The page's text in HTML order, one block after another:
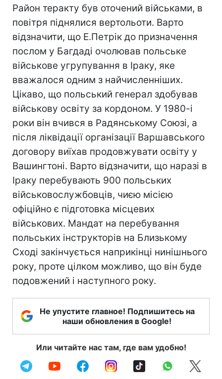
Район теракту був оточений військами, в
повітря піднялися вертольоти. Варто
відзначити, що Е.Петрік до призначення
послом у Багдаді очолював польське
військове угрупування в Іраку, яке
вважалося одним з найчисленніших.
Цікаво, що польський генерал здобував
військову освіту за кордоном. У 1980-і
роки він вчився в Радянському Союзі, а
після ліквідації організації Варшавського
договору виїхав продовжувати освіту у
Вашингтоні. Варто відзначити, що наразі в
Іраку перебувають 900 польських
військовослужбовців, чиєю місією
офіційно є підготовка місцевих
військових. Мандат на перебування
польських інструкторів на Близькому
Сході закінчується наприкінці нинішнього
року, проте цілком можливо, що він буде
подовжений і наступного року.
Не упустите главное! Подпишитесь на
наши обновления в Google!
Или читайте нас там, где вам удобно!